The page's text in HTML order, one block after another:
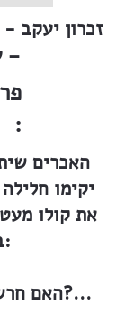
זכרון יעקב
–
:
האכרים
יקימו
את קולו
בצעקה:
— האם חרש הוא האלוהים?...